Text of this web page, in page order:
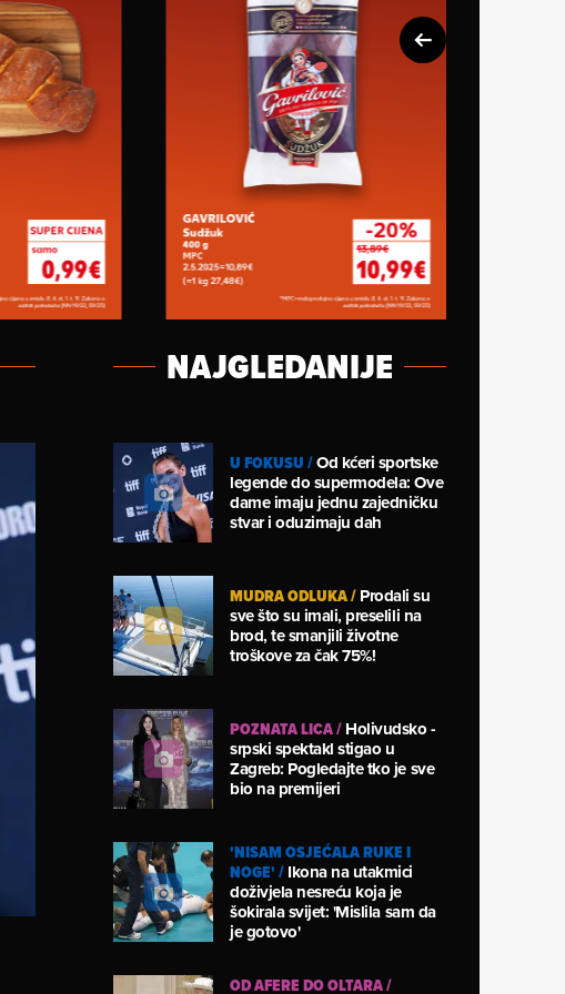
NAJGLEDANIJE
U FOKUSU/Od kćeri sportske
legende do supermodela: Ove
dame imaju jednu zajedničku
stvar i oduzimaju dah
MUDRA ODLUKA/Prodali su
sve što su imali, preselili na
brod, te smanjili životne
troškove za čak 75%!
POZNATA LICA/Holivudsko -
srpski spektakl stigao u
Zagreb: Pogledajte tko je sve
bio na premijeri
'NISAM OSJEĆALA RUKE I
NOGE'/Ikona na utakmici
doživjela nesreću koja je
šokirala svijet: 'Mislila sam da
je gotovo'
OD AFERE DO OLTARA/